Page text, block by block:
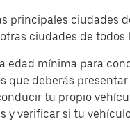
ciudades
ciudades de todos
edad mínima para
que deberás
tu propio
verificar si tu